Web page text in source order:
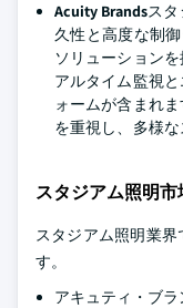
Acuity Brandsス
久性と高度な制
ソリューション
アルタイム監視
ォームが含まれ
を重視し、多様
スタジアム照明
スタジアム照明業
す。
アキュティ・ブラ